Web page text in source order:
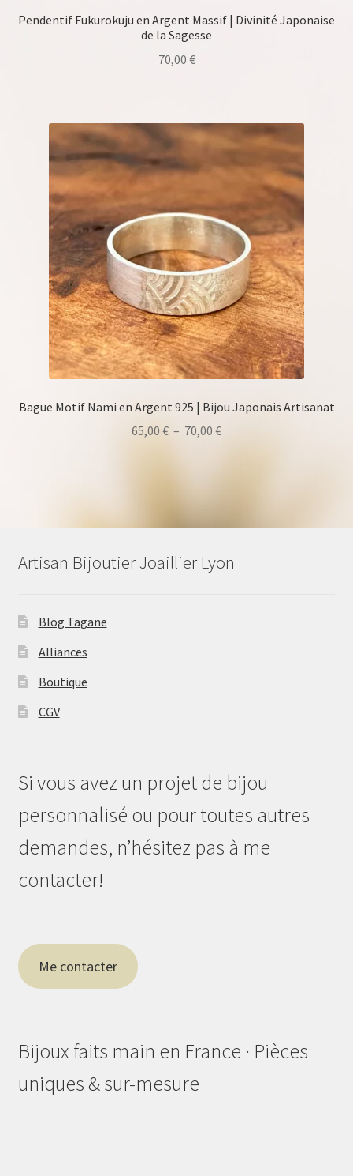
Pendentif Fukurokuju en Argent Massif | Divinité Japonaise
de la Sagesse
70,00 €
Bague Motif Nami en Argent 925 | Bijou Japonais Artisanat
65,00 € – 70,00 €Plage
70,00 €
Artisan Bijoutier Joaillier Lyon
Blog Tagane
Alliances
Boutique
CGV
Si vous avez un projet de bijou
personnalisé ou pour toutes autres
demandes, n’hésitez pas à me
contacter!
Me contacter
Bijoux faits main en France · Pièces
uniques & sur-mesure